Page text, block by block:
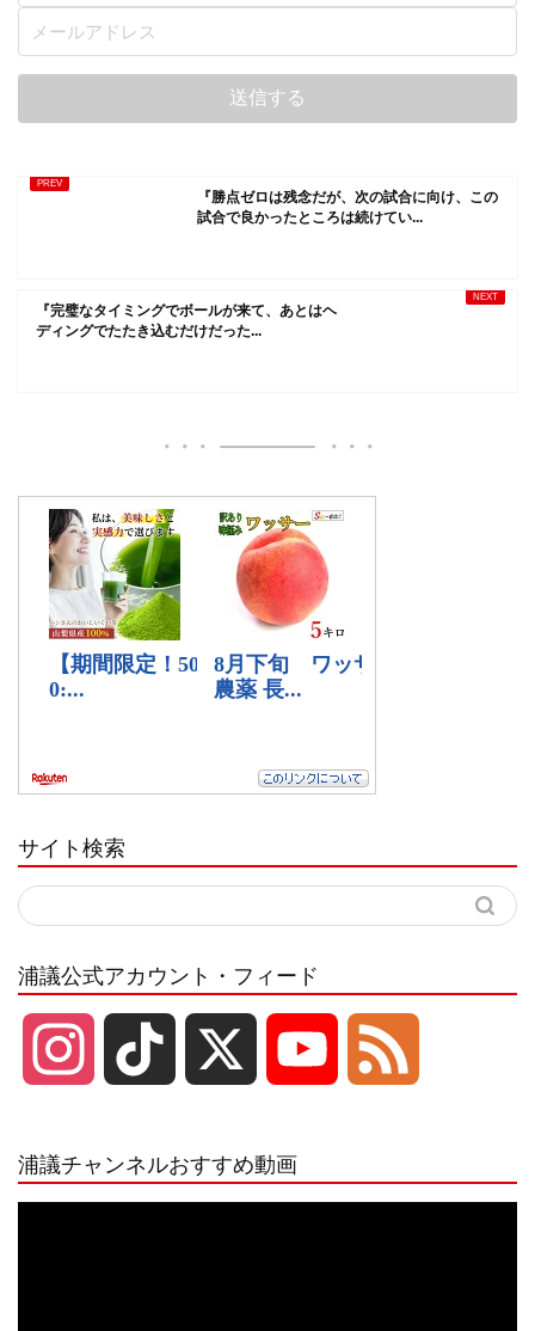
『勝点ゼロは残念だが、次の試合に向け、この
試合で良かったところは続けてい...
『完璧なタイミングでボールが来て、あとはヘ
ディングでたたき込むだけだった...
サイト検索
浦議公式アカウント・フィード
浦議チャンネルおすすめ動画